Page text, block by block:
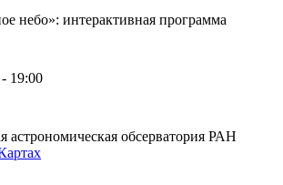
небо»: интерактивная программа
19:00
астрономическая обсерватория РАН